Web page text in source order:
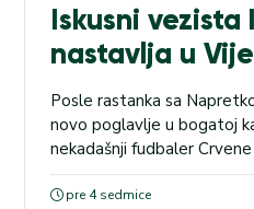
Iskusni vezista
nastavlja u
Posle rastanka sa
novo poglavlje u bogatoj
nekadašnji fudbaler
u Vijetnamu, gde je
pojačanje prvoligaša
pre 4 sedmice